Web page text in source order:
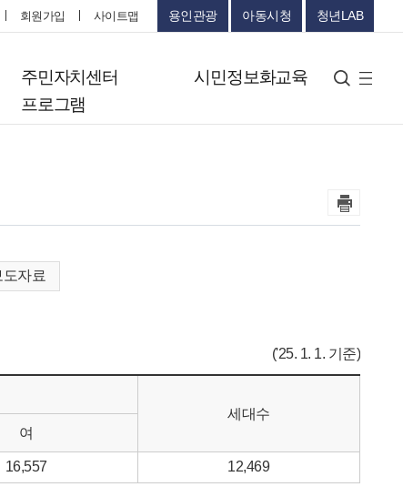
회원가입 사이트맵 용인관광 아동시청 청년LAB
주민자치센터
프로그램
시민정보화교육 검색
사
트
도자료
('25. 1. 1. 기준)
세대수
여
16,557 12,469